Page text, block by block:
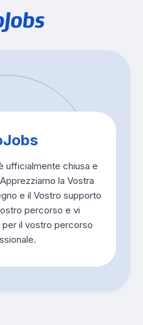
ufficialmente chiusa e
la Vostra
e il Vostro supporto
percorso e vi
per il vostro percorso